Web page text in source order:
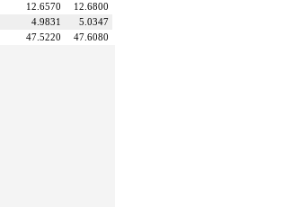
12.6800
12.6570
5.0347
4.9831
47.6080
47.5220